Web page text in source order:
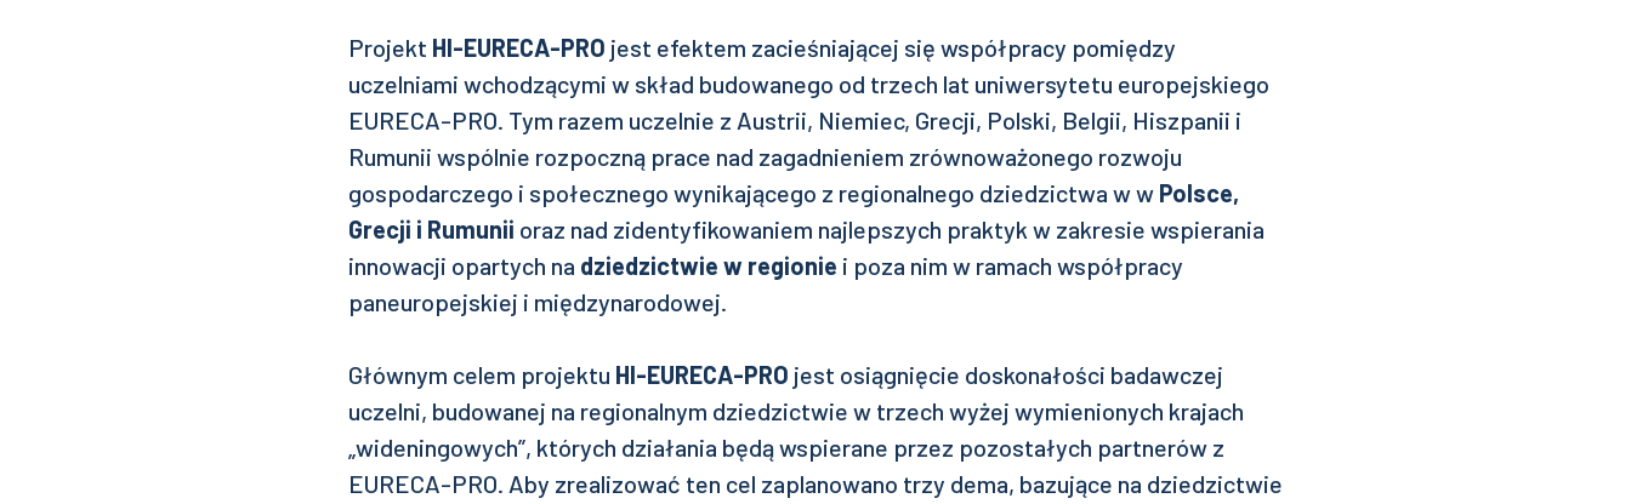
Projekt HI-EURECA-PRO jest efektem zacieśniającej się współpracy pomiędzy
uczelniami wchodzącymi w skład budowanego od trzech lat uniwersytetu europejskiego
EURECA-PRO. Tym razem uczelnie z Austrii, Niemiec, Grecji, Polski, Belgii, Hiszpanii i
Rumunii wspólnie rozpoczną prace nad zagadnieniem zrównoważonego rozwoju
gospodarczego i społecznego wynikającego z regionalnego dziedzictwa w w Polsce,
Grecji i Rumunii oraz nad zidentyfikowaniem najlepszych praktyk w zakresie wspierania
innowacji opartych na dziedzictwie w regionie i poza nim w ramach współpracy
paneuropejskiej i międzynarodowej.
Głównym celem projektu HI-EURECA-PRO jest osiągnięcie doskonałości badawczej
uczelni, budowanej na regionalnym dziedzictwie w trzech wyżej wymienionych krajach
„wideningowych”, których działania będą wspierane przez pozostałych partnerów z
EURECA-PRO. Aby zrealizować ten cel zaplanowano trzy dema, bazujące na dziedzictwie